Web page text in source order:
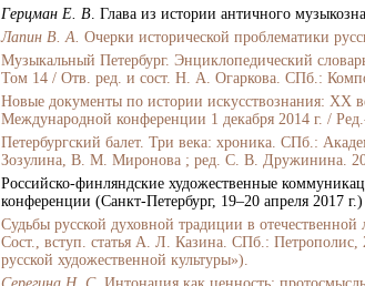
Герцман Е. В. Глава из истории античного
Лапин В. А. Очерки исторической проблематики
Музыкальный Петербург. Энциклопедический
Том 14 / Отв. ред. и сост. Н. А. Огаркова. СПб.:
Новые документы по истории искусствознания: XX
Международной конференции 1 декабря 2014 г. /
Петербургский балет. Три века: хроника. СПб.:
Зозулина, В. М. Миронова ; ред. С. В. Дружинина.
Российско-финляндские художественные
конференции (Санкт-Петербург, 19–20 апреля
Судьбы русской духовной традиции в
Сост., вступ. статья А. Л. Казина. СПб.:
русской художественной культуры»).